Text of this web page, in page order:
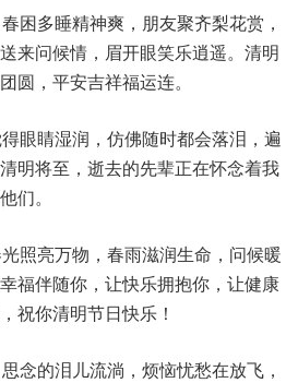
困多睡精神爽，朋友聚齐梨花赏，
来问候情，眉开眼笑乐逍遥。清明
圆，平安吉祥福运连。
眼睛湿润，仿佛随时都会落泪，遍
明将至，逝去的先辈正在怀念着我
们。
照亮万物，春雨滋润生命，问候暖
福伴随你，让快乐拥抱你，让健康
祝你清明节日快乐！
念的泪儿流淌，烦恼忧愁在放飞，